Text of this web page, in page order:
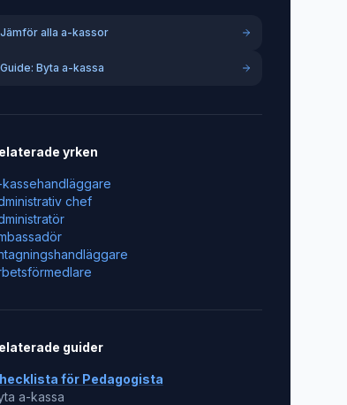
Jämför alla a-kassor
Guide: Byta a-kassa
yrken
kassehandläggare
chef
guider
för Pedagogista
a-kassa